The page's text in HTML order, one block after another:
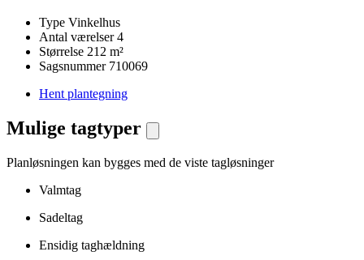
Type Vinkelhus
Antal værelser 4
Størrelse 212 m²
Sagsnummer 710069
Hent plantegning
Mulige tagtyper
Planløsningen kan bygges med de viste tagløsninger
Valmtag
Sadeltag
Ensidig taghældning